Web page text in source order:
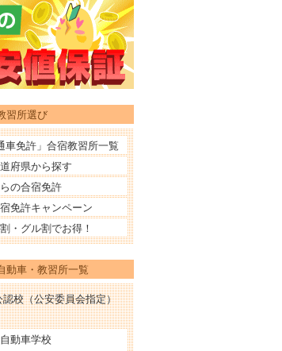
習所選び
車免許」合宿教習所一覧
府県から探す
の合宿免許
免許キャンペーン
・グル割でお得！
動車・教習所一覧
認校（公安委員会指定）
動車学校